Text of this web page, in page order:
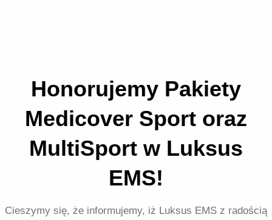
Honorujemy Pakiety
Medicover Sport oraz
MultiSport w Luksus
EMS!
Cieszymy się, że informujemy, iż Luksus EMS z radością